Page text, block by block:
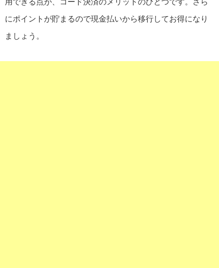
用できる点が、コード決済のメリットのひとつです。さら
にポイントが貯まるので現金払いから移行してお得になり
ましょう。